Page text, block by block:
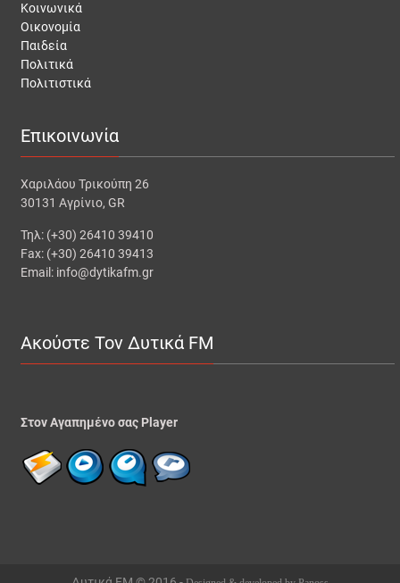
Κοινωνικά
Οικονομία
Παιδεία
Πολιτικά
Πολιτιστικά
Επικοινωνία
Χαριλάου Τρικούπη 26
30131 Αγρίνιο, GR
Τηλ: (+30) 26410 39410
Fax: (+30) 26410 39413
Email: info@dytikafm.gr
Ακούστε Τον Δυτικά FM
Στον Αγαπημένο σας Player